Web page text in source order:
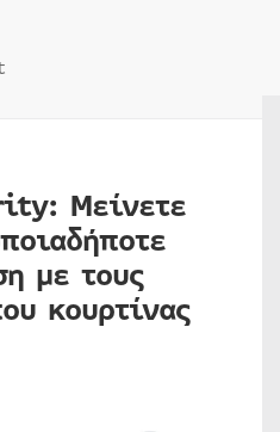
Μείνετε
με τους
κουρτίνας